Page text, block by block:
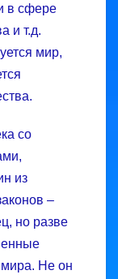
в сфере
и т.д.
мир,
со
из
–
но разве
мира. Не он